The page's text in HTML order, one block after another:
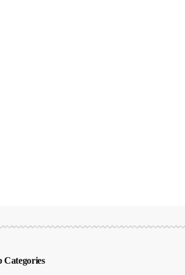
Categories